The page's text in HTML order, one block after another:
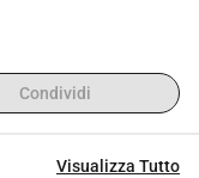
se non parlo
ancora di più con
ottenere
Condividi
Visualizza Tutto